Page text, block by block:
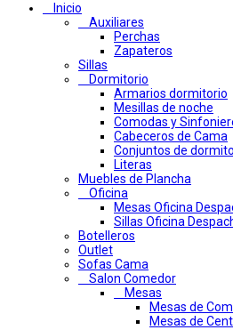
Inicio
Auxiliares
Perchas
Zapateros
Sillas
Dormitorio
Armarios dormitorio
Mesillas de noche
Comodas y
Cabeceros de Cama
Conjuntos de
Literas
Muebles de Plancha
Oficina
Mesas Oficina
Sillas Oficina
Botelleros
Outlet
Sofas Cama
Salon Comedor
Mesas
Mesas de
Mesas de